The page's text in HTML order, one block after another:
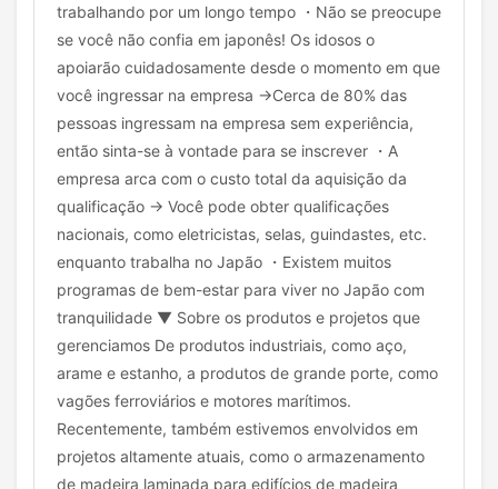
trabalhando por um longo tempo ・Não se preocupe
se você não confia em japonês! Os idosos o
apoiarão cuidadosamente desde o momento em que
você ingressar na empresa →Cerca de 80% das
pessoas ingressam na empresa sem experiência,
então sinta-se à vontade para se inscrever ・A
empresa arca com o custo total da aquisição da
qualificação → Você pode obter qualificações
nacionais, como eletricistas, selas, guindastes, etc.
enquanto trabalha no Japão ・Existem muitos
programas de bem-estar para viver no Japão com
tranquilidade ▼ Sobre os produtos e projetos que
gerenciamos De produtos industriais, como aço,
arame e estanho, a produtos de grande porte, como
vagões ferroviários e motores marítimos.
Recentemente, também estivemos envolvidos em
projetos altamente atuais, como o armazenamento
de madeira laminada para edifícios de madeira